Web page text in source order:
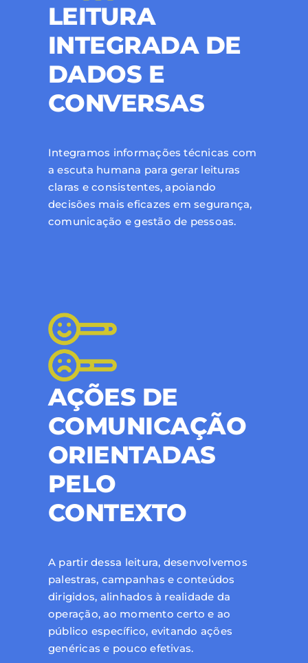
LEITURA
INTEGRADA DE
DADOS E
CONVERSAS
Integramos informações técnicas com
a escuta humana para gerar leituras
claras e consistentes, apoiando
decisões mais eficazes em segurança,
comunicação e gestão de pessoas.
AÇÕES DE
COMUNICAÇÃO
ORIENTADAS
PELO
CONTEXTO
A partir dessa leitura, desenvolvemos
palestras, campanhas e conteúdos
dirigidos, alinhados à realidade da
operação, ao momento certo e ao
público específico, evitando ações
genéricas e pouco efetivas.